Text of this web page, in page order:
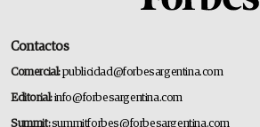
Contactos
Comercial:publicidad@forbesargentina.com
Editorial:info@forbesargentina.com
Summit:summitforbes@forbesargentina.com